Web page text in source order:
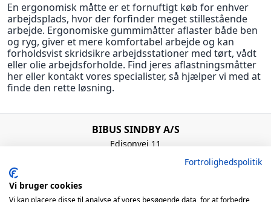
En ergonomisk måtte er et fornuftigt køb for enhver
arbejdsplads, hvor der forfinder meget stillestående
arbejde. Ergonomiske gummimåtter aflaster både ben
og ryg, giver et mere komfortabel arbejde og kan
forholdsvist skridsikre arbejdsstationer med tørt, vådt
eller olie arbejdsforholde. Find jeres aflastningsmåtter
her eller kontakt vores specialister, så hjælper vi med at
finde den rette løsning.
BIBUS SINDBY A/S
Edisonvej 11
Fortrolighedspolitik
Vi bruger cookies
Vi kan placere disse til analyse af vores besøgende data, for at forbedre